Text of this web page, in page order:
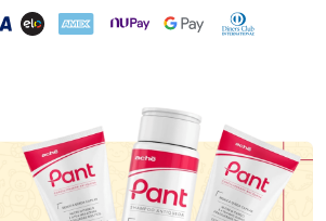
ELO AMEX NuPay Google PayDiners Club
Destaque